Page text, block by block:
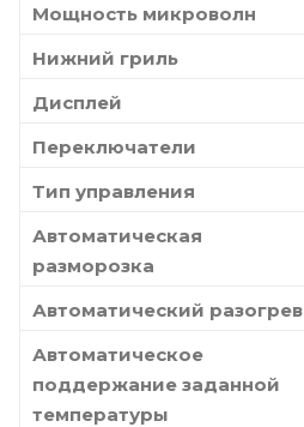
Мощность микроволн
Нижний гриль
Дисплей
Переключатели
Тип управления
Автоматическая
разморозка
Автоматический разогрев
Автоматическое
поддержание заданной
температуры